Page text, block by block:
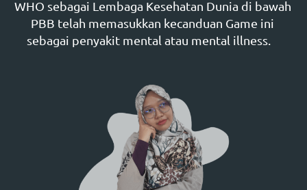
WHO sebagai Lembaga Kesehatan Dunia di bawah
PBB telah memasukkan kecanduan Game ini
sebagai penyakit mental atau mental illness.